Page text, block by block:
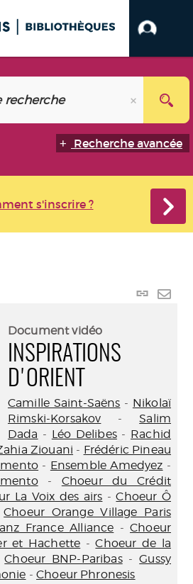
Recherche avancée
s'inscrire ?
Lien
Document vidéo
INSPIRATIONS
D'ORIENT
Camille Saint-Saëns - Nikolaï
Rimski-Korsakov -Salim
Dada - Léo Delibes- Rachid
Ziouani - Frédéric Pineau
- Ensemble Amedyez -
- Choeur du Crédit
La Voix des airs -Choeur Ô
Choeur Orange Village Paris
France Alliance -Choeur
et Hachette -Choeur de la
Choeur BNP-Paribas-Gussy
-Choeur Phronesis